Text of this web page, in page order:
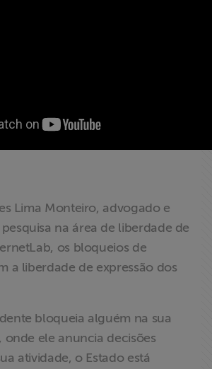
Lima Monteiro, advogado e
na área de liberdade de
os bloqueios de
a liberdade de expressão dos
bloqueia alguém na sua
ele anuncia decisões
atividade, o Estado está